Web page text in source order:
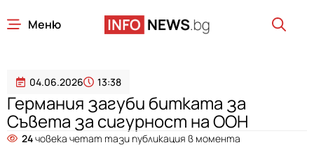
Меню
04.06.2026 13:38
Германия загуби битката за
Съвета за сигурност на ООН
24човека четат тази публикация в момента